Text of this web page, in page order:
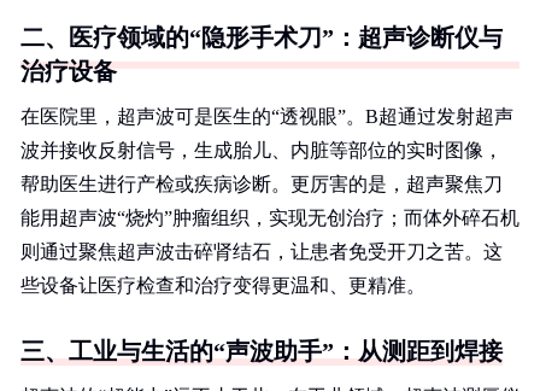
二、医疗领域的“隐形手术刀”：超声诊断仪与
治疗设备
在医院里，超声波可是医生的“透视眼”。B超通过发射超声
波并接收反射信号，生成胎儿、内脏等部位的实时图像，
帮助医生进行产检或疾病诊断。更厉害的是，超声聚焦刀
能用超声波“烧灼”肿瘤组织，实现无创治疗；而体外碎石机
则通过聚焦超声波击碎肾结石，让患者免受开刀之苦。这
些设备让医疗检查和治疗变得更温和、更精准。
三、工业与生活的“声波助手”：从测距到焊接